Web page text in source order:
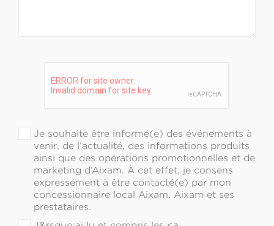
Je souhaite être informé(e) des événements à
venir, de l’actualité, des informations produits
ainsi que des opérations promotionnelles et de
marketing d’Aixam. À cet effet, je consens
expressément à être contacté(e) par mon
concessionnaire local Aixam, Aixam et ses
prestataires.